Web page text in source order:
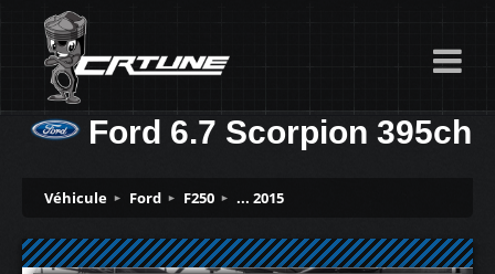
Ford 6.7 Scorpion 395ch
Véhicule Ford F250 ... 2015